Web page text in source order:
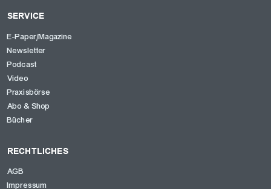
SERVICE
E-Paper/Magazine
Newsletter
Podcast
Video
Praxisbörse
Abo & Shop
Bücher
RECHTLICHES
AGB
Impressum